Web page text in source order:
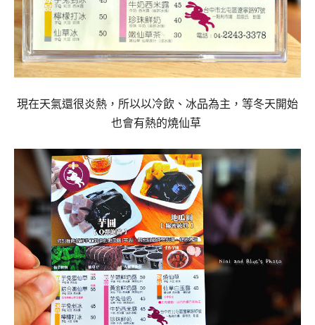
現在天氣還很炎熱，所以以冷飲、冰品為主，等冬天開始
也會有熱的燒仙草